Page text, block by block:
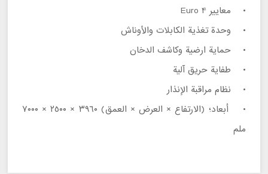
• معايير Euro 4
• وحدة تغذية الكابلات والأوناش
• حماية ارضية وكاشف الدخان
• طفاية حريق آلية
• نظام مراقبة الإنذار
• أبعاد؛ (الارتفاع × العرض × العمق) ٣٩٦٠ × ٢٥٠٠ × ٧٠٠٠
ملم